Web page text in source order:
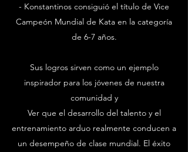
- Konstantinos consiguió el título de Vice
Campeón Mundial de Kata en la categoría
de 6-7 años.
Sus logros sirven como un ejemplo
inspirador para los jóvenes de nuestra
comunidad y
Ver que el desarrollo del talento y el
entrenamiento arduo realmente conducen a
un desempeño de clase mundial. El éxito